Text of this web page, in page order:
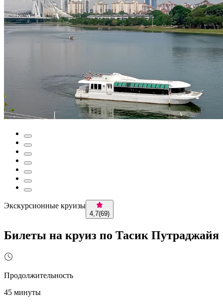
Экскурсионные круизы
4,7(69)
Билеты на круиз по Тасик Путраджайя
Продолжительность
45 минуты